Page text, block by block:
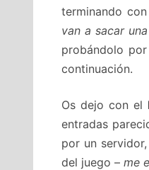
terminando
van a sacar
probándolo
continuación.
Os dejo con el
entradas
por un
del juego – me